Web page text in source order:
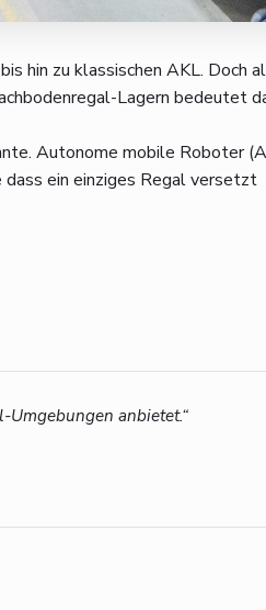
hin zu klassischen AKL. Doch
Lagern bedeutet
Autonome mobile Roboter
dass ein einziges Regal versetzt
Umgebungen anbietet.“